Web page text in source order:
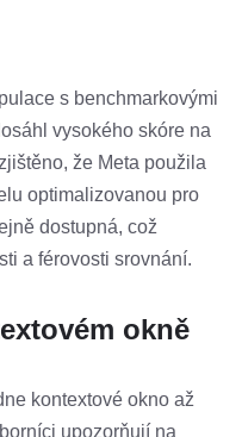
s benchmarkovými
vysokého skóre na
že Meta použila
optimalizovanou pro
dostupná, což
a férovosti srovnání.
okně
kontextové okno až
upozorňují na